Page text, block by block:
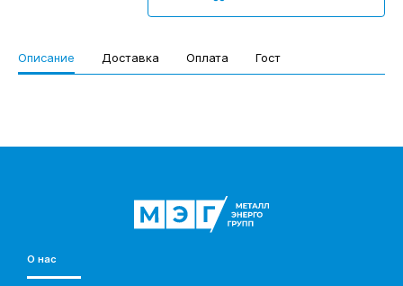
Описание Доставка Оплата Гост
О нас